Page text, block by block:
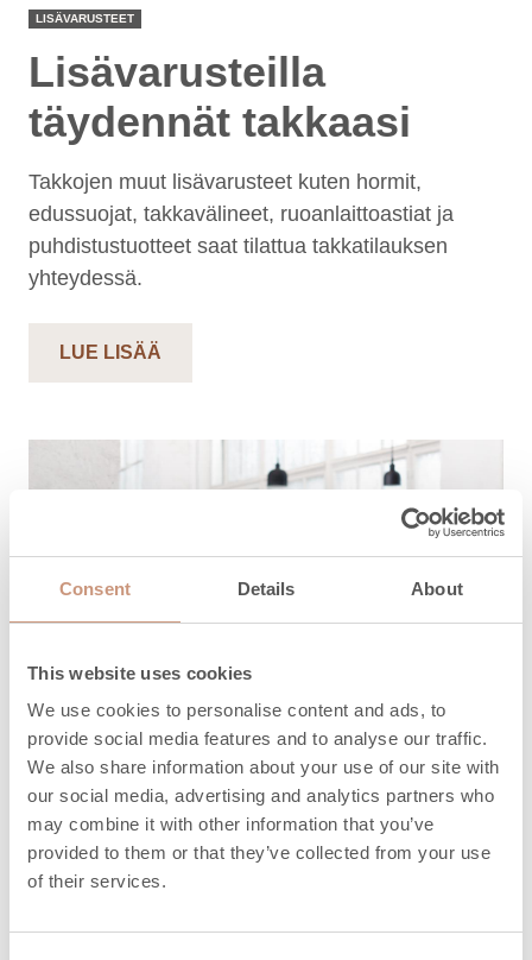
Consent Details About
This website uses cookies
We use cookies to personalise content and ads, to
provide social media features and to analyse our traffic.
We also share information about your use of our site with
our social media, advertising and analytics partners who
may combine it with other information that you’ve
provided to them or that they’ve collected from your use
of their services.
LISÄVARUSTEET
Lisävarusteilla
täydennät takkaasi
Takkojen muut lisävarusteet kuten hormit,
edussuojat, takkavälineet, ruoanlaittoastiat ja
puhdistustuotteet saat tilattua takkatilauksen
yhteydessä.
LUE LISÄÄ